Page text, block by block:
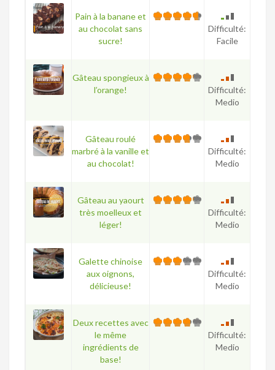
Pain à la banane et
au chocolat sans
sucre!
Difficulté:
Facile
Gâteau spongieux à
l’orange!
Difficulté:
Medio
Gâteau roulé
marbré à la vanille et
au chocolat!
Difficulté:
Medio
Gâteau au yaourt
très moelleux et
léger!
Difficulté:
Medio
Galette chinoise
aux oignons,
délicieuse!
Difficulté:
Medio
Deux recettes avec
le même
ingrédients de
base!
Difficulté:
Medio